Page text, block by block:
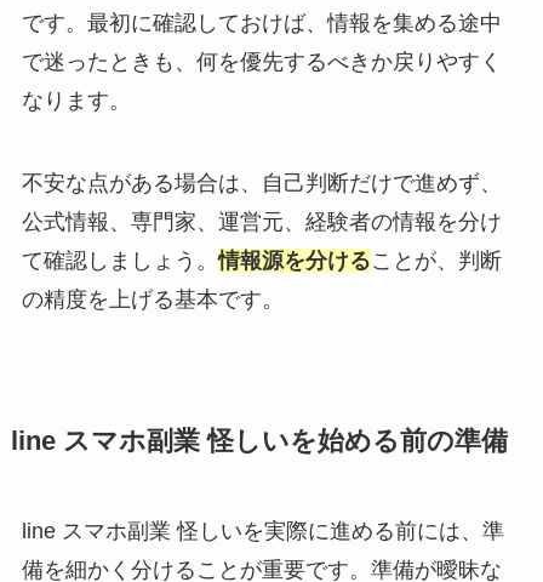
です。最初に確認しておけば、情報を集める途中
で迷ったときも、何を優先するべきか戻りやすく
なります。
不安な点がある場合は、自己判断だけで進めず、
公式情報、専門家、運営元、経験者の情報を分け
て確認しましょう。情報源を分けることが、判断
の精度を上げる基本です。
line スマホ副業 怪しいを始める前の準備
line スマホ副業 怪しいを実際に進める前には、準
備を細かく分けることが重要です。準備が曖昧な